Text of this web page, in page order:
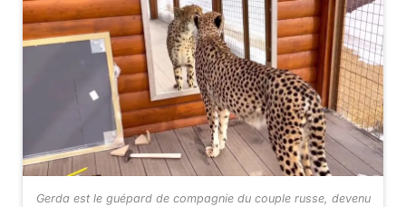
Gerda est le guépard de compagnie du couple russe, devenu